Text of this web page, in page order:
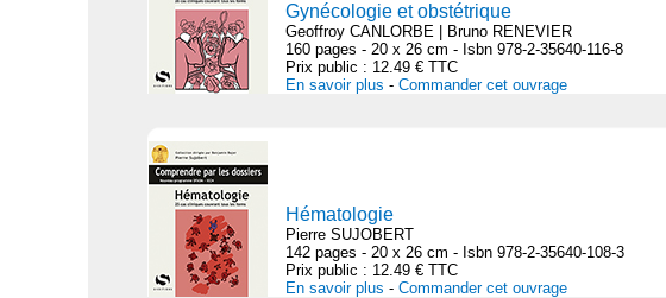
Gynécologie et obstétrique
Geoffroy CANLORBE | Bruno RENEVIER
160 pages - 20 x 26 cm - Isbn 978-2-35640-116-8
Prix public : 12.49 € TTC
En savoir plus - Commander cet ouvrage
Hématologie
Pierre SUJOBERT
142 pages - 20 x 26 cm - Isbn 978-2-35640-108-3
Prix public : 12.49 € TTC
En savoir plus - Commander cet ouvrage